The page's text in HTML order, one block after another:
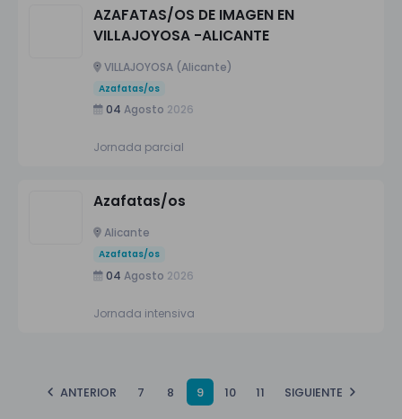
AZAFATAS/OS DE IMAGEN EN
VILLAJOYOSA -ALICANTE
VILLAJOYOSA (Alicante)
Azafatas/os
04 Agosto 2026
Jornada parcial
Azafatas/os
Alicante
Azafatas/os
04 Agosto 2026
Jornada intensiva
ANTERIOR 7 8 9 10 11 SIGUIENTE